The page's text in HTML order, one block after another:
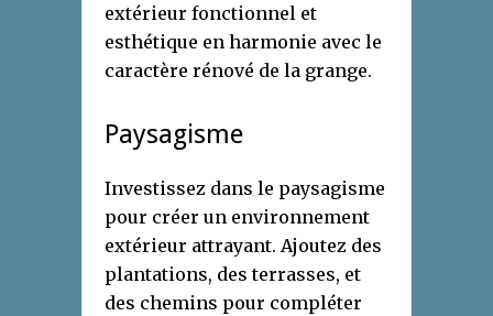
extérieur fonctionnel et
esthétique en harmonie avec le
caractère rénové de la grange.
Paysagisme
Investissez dans le paysagisme
pour créer un environnement
extérieur attrayant. Ajoutez des
plantations, des terrasses, et
des chemins pour compléter